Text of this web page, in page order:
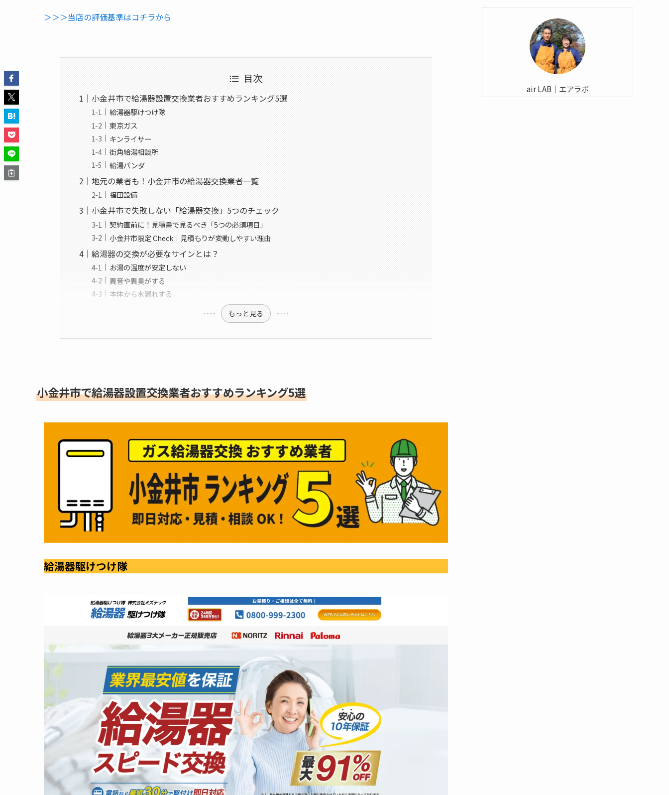
＞＞＞当店の評価基準はコチラから
目次
小金井市で給湯器設置交換業者おすすめランキング5選
給湯器駆けつけ隊
東京ガス
キンライサー
街角給湯相談所
給湯パンダ
地元の業者も！小金井市の給湯器交換業者一覧
福田設備
小金井市で失敗しない「給湯器交換」5つのチェック
契約直前に！見積書で見るべき「5つの必須項目」
小金井市限定 Check｜見積もりが変動しやすい理由
給湯器の交換が必要なサインとは？
お湯の温度が安定しない
異音や異臭がする
本体から水漏れする
もっと見る
小金井市で給湯器設置交換業者おすすめランキング5選
給湯器駆けつけ隊
air LAB｜エアラボ